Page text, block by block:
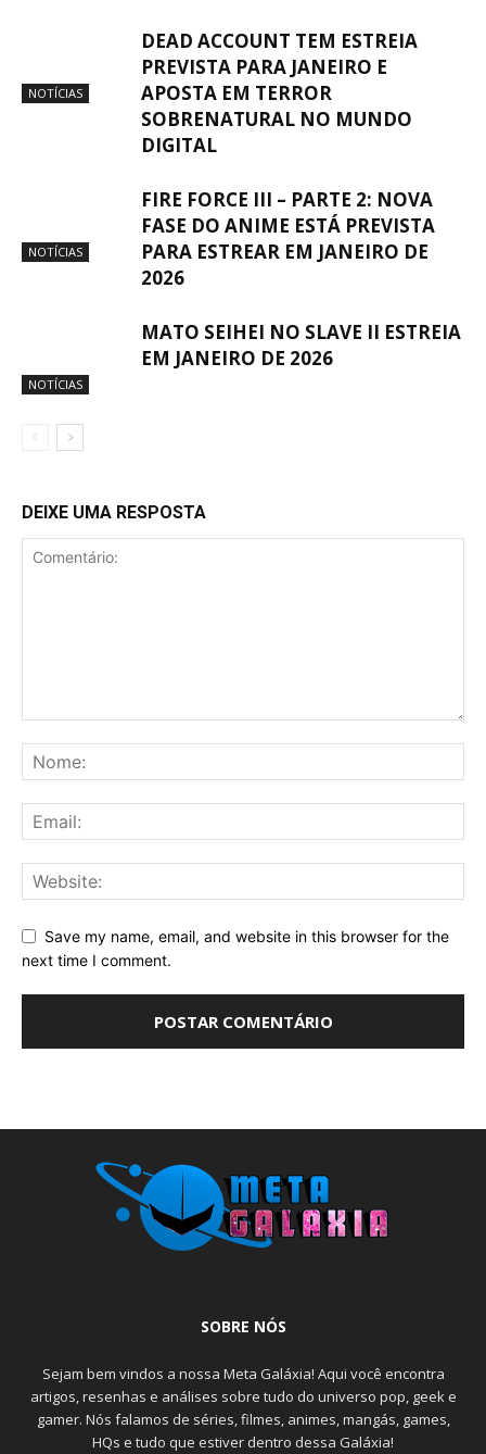
NOTÍCIAS
DEAD ACCOUNT TEM ESTREIA
PREVISTA PARA JANEIRO E
APOSTA EM TERROR
SOBRENATURAL NO MUNDO
DIGITAL
NOTÍCIAS
FIRE FORCE III – PARTE 2: NOVA
FASE DO ANIME ESTÁ PREVISTA
PARA ESTREAR EM JANEIRO DE
2026
NOTÍCIAS
MATO SEIHEI NO SLAVE II ESTREIA
EM JANEIRO DE 2026
DEIXE UMA RESPOSTA
Save my name, email, and website in this browser for the
next time I comment.
SOBRE NÓS
Sejam bem vindos a nossa Meta Galáxia! Aqui você encontra
artigos, resenhas e análises sobre tudo do universo pop, geek e
gamer. Nós falamos de séries, filmes, animes, mangás, games,
HQs e tudo que estiver dentro dessa Galáxia!